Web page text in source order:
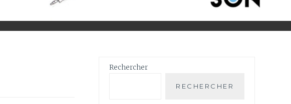
Rechercher
RECHERCHER